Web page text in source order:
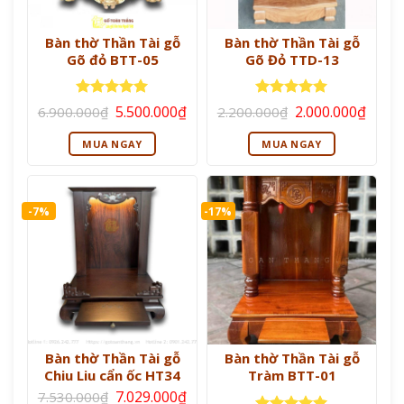
Bàn thờ Thần Tài gỗ
Gõ đỏ BTT-05
Được xếp
hạng 55
sao
6.900.000₫ Giá
gốc
là:
6.900.000₫.
5.500.000₫Giá
MUA NGAY
Bàn thờ Thần Tài gỗ
Gõ Đỏ TTD-13
Được xếp
hạng
55
sao
2.200.000₫ Giá
gốc
là:
2.200.000₫.
2.000.000₫Giá
MUA NGAY
-7%
Bàn thờ Thần Tài gỗ
Chiu Liu cẩn ốc HT34
7.530.000₫ Giá
7.029.000₫Giá
-17%
Bàn thờ Thần Tài gỗ
Tràm BTT-01